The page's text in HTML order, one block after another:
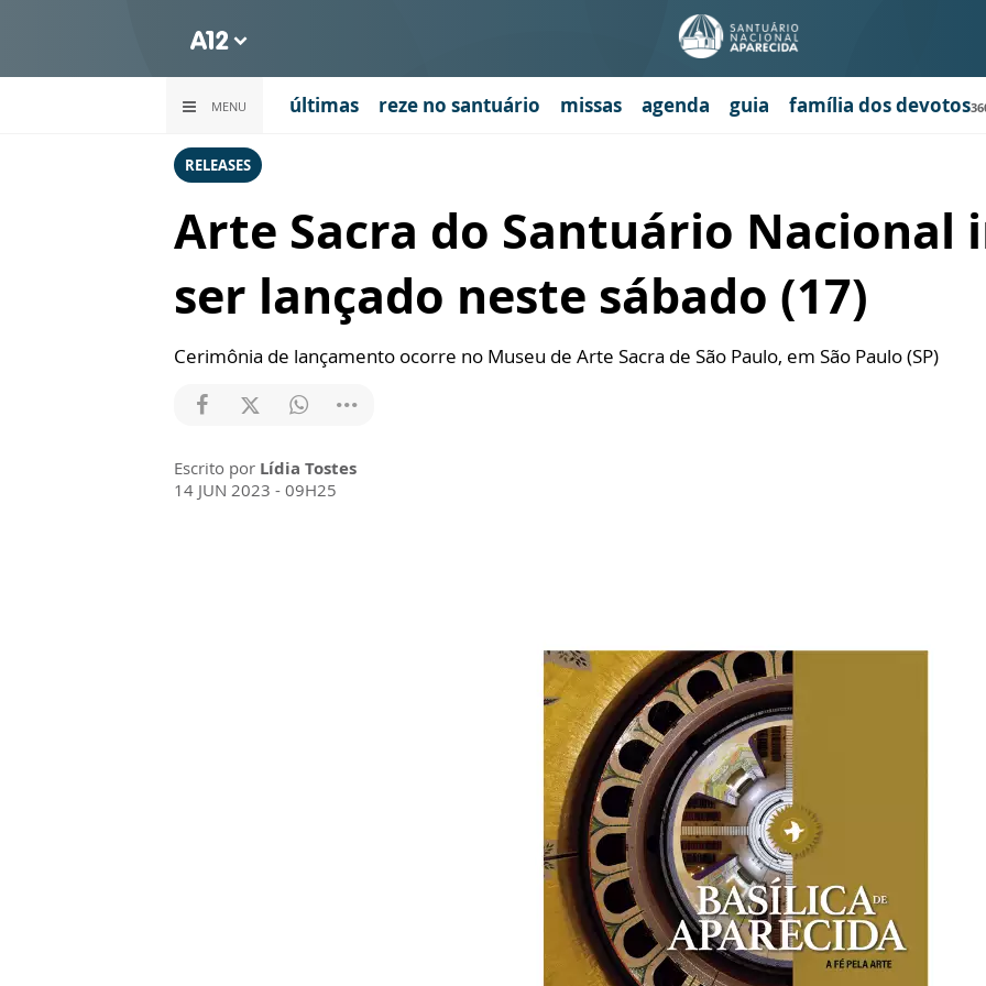
MENU últimas reze no santuário missas agenda guia família dos devotos
RELEASES
Arte Sacra do Santuário Nacional
ser lançado neste sábado (17)
Cerimônia de lançamento ocorre no Museu de Arte Sacra de São Paulo, em São Paulo (SP)
Escrito por Lídia Tostes
14 JUN 2023 - 09H25